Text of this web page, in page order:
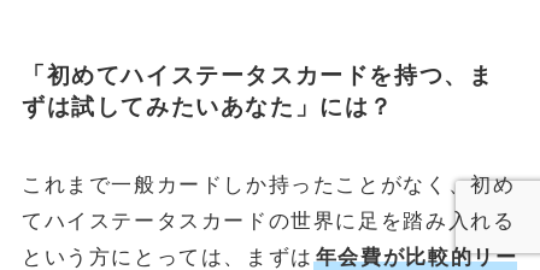
「初めてハイステータスカードを持つ、ま
ずは試してみたいあなた」には？
これまで一般カードしか持ったことがなく、初め
てハイステータスカードの世界に足を踏み入れる
という方にとっては、まずは 年会費が比較的リー